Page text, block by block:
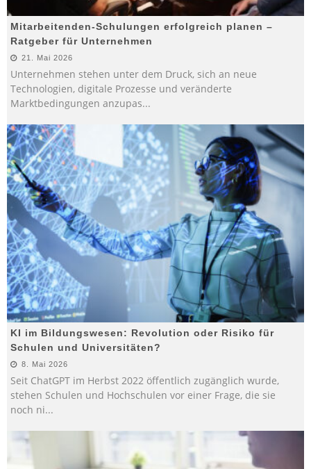
Mitarbeitenden-Schulungen erfolgreich planen –
Ratgeber für Unternehmen
21. Mai 2026
Unternehmen stehen unter dem Druck, sich an neue
Technologien, digitale Prozesse und veränderte
Marktbedingungen anzupas...
KI im Bildungswesen: Revolution oder Risiko für
Schulen und Universitäten?
8. Mai 2026
Seit ChatGPT im Herbst 2022 öffentlich zugänglich wurde,
stehen Schulen und Hochschulen vor einer Frage, die sie
noch ni...